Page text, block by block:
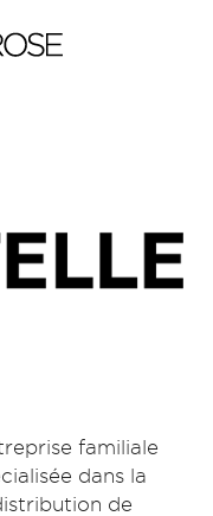
familiale
dans la
de